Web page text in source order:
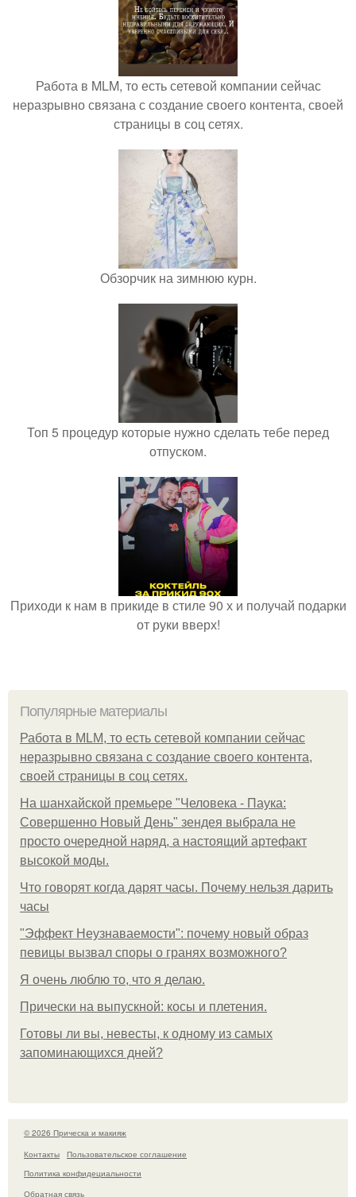
Работа в MLM, то есть сетевой компании сейчас
неразрывно связана с создание своего контента, своей
страницы в соц сетях.
Обзорчик на зимнюю курн.
Топ 5 процедур которые нужно сделать тебе перед
отпуском.
Приходи к нам в прикиде в стиле 90 х и получай подарки
от руки вверх!
Популярные материалы
Работа в MLM, то есть сетевой компании сейчас
неразрывно связана с создание своего контента,
своей страницы в соц сетях.
На шанхайской премьере "Человека - Паука:
Совершенно Новый День" зендея выбрала не
просто очередной наряд, а настоящий артефакт
высокой моды.
Что говорят когда дарят часы. Почему нельзя дарить
часы
"Эффект Неузнаваемости": почему новый образ
певицы вызвал споры о гранях возможного?
Я очень люблю то, что я делаю.
Прически на выпускной: косы и плетения.
Готовы ли вы, невесты, к одному из самых
запоминающихся дней?
© 2026 Прическа и макияж
Контакты
Пользовательское соглашение
Политика конфидециальности
Обратная связь